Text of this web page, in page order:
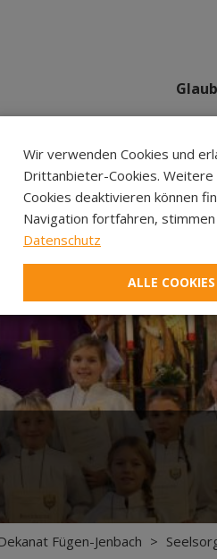
Dekanat Fügen-Jenbach >
Wir verwenden Cookies und
Drittanbieter-Cookies.
Cookies deaktivieren können
Navigation fortfahren,
Datenschutz
ALLE